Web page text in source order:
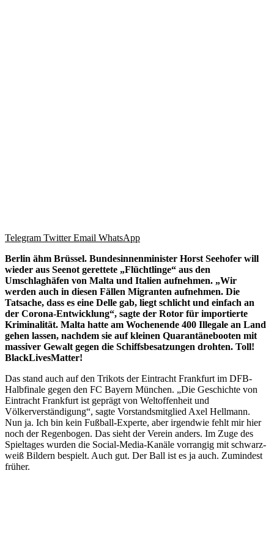
Telegram Twitter Email WhatsApp
Berlin ähm Brüssel. Bundesinnenminister Horst Seehofer will
wieder aus Seenot gerettete „Flüchtlinge“ aus den
Umschlaghäfen von Malta und Italien aufnehmen. „Wir
werden auch in diesen Fällen Migranten aufnehmen. Die
Tatsache, dass es eine Delle gab, liegt schlicht und einfach an
der Corona-Entwicklung“, sagte der Rotor für importierte
Kriminalität. Malta hatte am Wochenende 400 Illegale an Land
gehen lassen, nachdem sie auf kleinen Quarantänebooten mit
massiver Gewalt gegen die Schiffsbesatzungen drohten. Toll!
BlackLivesMatter!
Das stand auch auf den Trikots der Eintracht Frankfurt im DFB-
Halbfinale gegen den FC Bayern München. „Die Geschichte von
Eintracht Frankfurt ist geprägt von Weltoffenheit und
Völkerverständigung“, sagte Vorstandsmitglied Axel Hellmann.
Nun ja. Ich bin kein Fußball-Experte, aber irgendwie fehlt mir hier
noch der Regenbogen. Das sieht der Verein anders. Im Zuge des
Spieltages wurden die Social-Media-Kanäle vorrangig mit schwarz-
weiß Bildern bespielt. Auch gut. Der Ball ist es ja auch. Zumindest
früher.